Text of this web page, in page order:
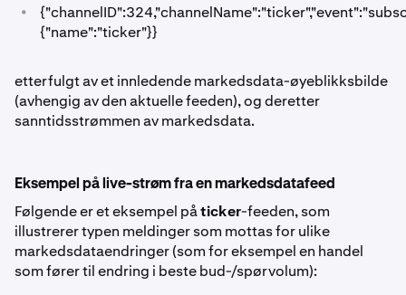
•
{"name":"ticker"}}
etterfulgt av et innledende markedsdata-øyeblikksbilde
(avhengig av den aktuelle feeden), og deretter
sanntidsstrømmen av markedsdata.
Eksempel på live-strøm fra en markedsdatafeed
Følgende er et eksempel påticker-feeden, som
illustrerer typen meldinger som mottas for ulike
markedsdataendringer (som for eksempel en handel
som fører til endring i beste bud-/spørvolum):